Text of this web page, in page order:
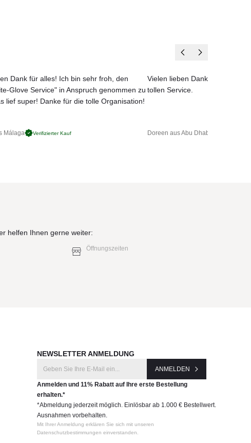
in
Dank für alles! Ich bin sehr froh, den
Glove Service" in Anspruch genommen zu
lief super! Danke für die tolle Organisation!
Málaga Verifizierter Kauf
Vielen lieben Dank für das
tollen Service.
Doreen aus Abu Dhabi
helfen Ihnen gerne weiter:
Öffnungszeiten
NEWSLETTER ANMELDUNG
ANMELDEN
Anmelden und 11% Rabatt auf Ihre erste Bestellung
erhalten.*
*Abmeldung jederzeit möglich. Einlösbar ab 1.000 € Bestellwert.
Ausnahmen vorbehalten.
Mit Ihrer Anmeldung erklären Sie sich mit unseren
Datenschutzbestimmungen einverstanden.